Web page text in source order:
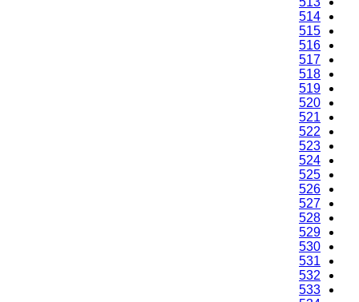
514
515
516
517
518
519
520
521
522
523
524
525
526
527
528
529
530
531
532
533